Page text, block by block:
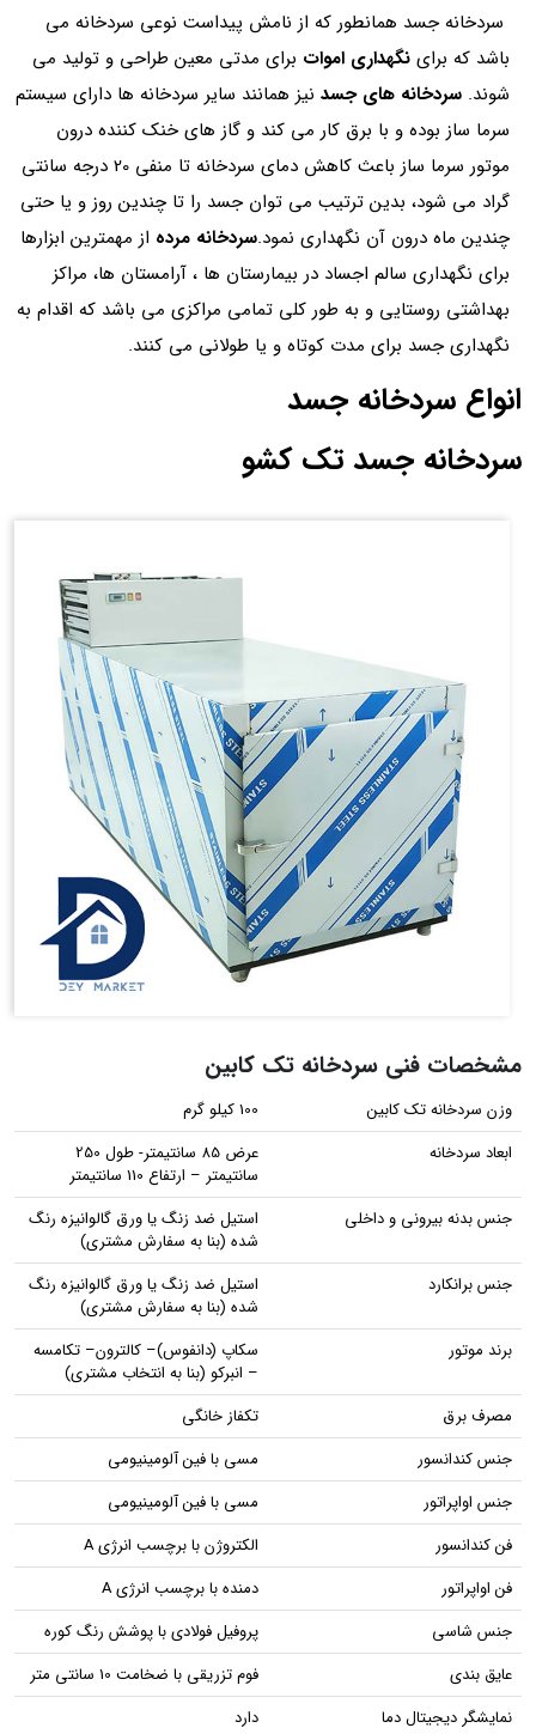
سردخانه جسد همانطور که از نامش پیداست نوعی سردخانه می
باشد که برای نگهداری اموات برای مدتی معین طراحی و تولید می
شوند. سردخانه های جسد نیز همانند سایر سردخانه ها دارای سیستم
سرما ساز بوده و با برق کار می کند و گاز های خنک کننده درون
موتور سرما ساز باعث کاهش دمای سردخانه تا منفی 20 درجه سانتی
گراد می شود، بدین ترتیب می توان جسد را تا چندین روز و یا حتی
چندین ماه درون آن نگهداری نمود.سردخانه مرده از مهمترین ابزارها
برای نگهداری سالم اجساد در بیمارستان ها ، آرامستان ها، مراکز
بهداشتی روستایی و به طور کلی تمامی مراکزی می باشد که اقدام به
نگهداری جسد برای مدت کوتاه و یا طولانی می کنند.
انواع سردخانه جسد
سردخانه جسد تک کشو
مشخصات فنی سردخانه تک کابین
وزن سردخانه تک کابین
100 کیلو گرم
ابعاد سردخانه
عرض 85 سانتیمتر- طول 250
سانتیمتر – ارتفاع 110 سانتیمتر
جنس بدنه بیرونی و داخلی
استیل ضد زنگ یا ورق گالوانیزه رنگ
شده (بنا به سفارش مشتری)
جنس برانکارد
استیل ضد زنگ یا ورق گالوانیزه رنگ
شده (بنا به سفارش مشتری)
برند موتور
سکاپ (دانفوس)– کالترون– تکامسه
– انبرکو (بنا به انتخاب مشتری)
مصرف برق
تکفاز خانگی
جنس کندانسور
مسی با فین آلومینیومی
جنس اواپراتور
مسی با فین آلومینیومی
فن کندانسور
الکتروژن با برچسب انرژی A
فن اواپراتور
دمنده با برچسب انرژی A
جنس شاسی
پروفیل فولادی با پوشش رنگ کوره
عایق بندی
فوم تزریقی با ضخامت 10 سانتی متر
نمایشگر دیجیتال دما
دارد